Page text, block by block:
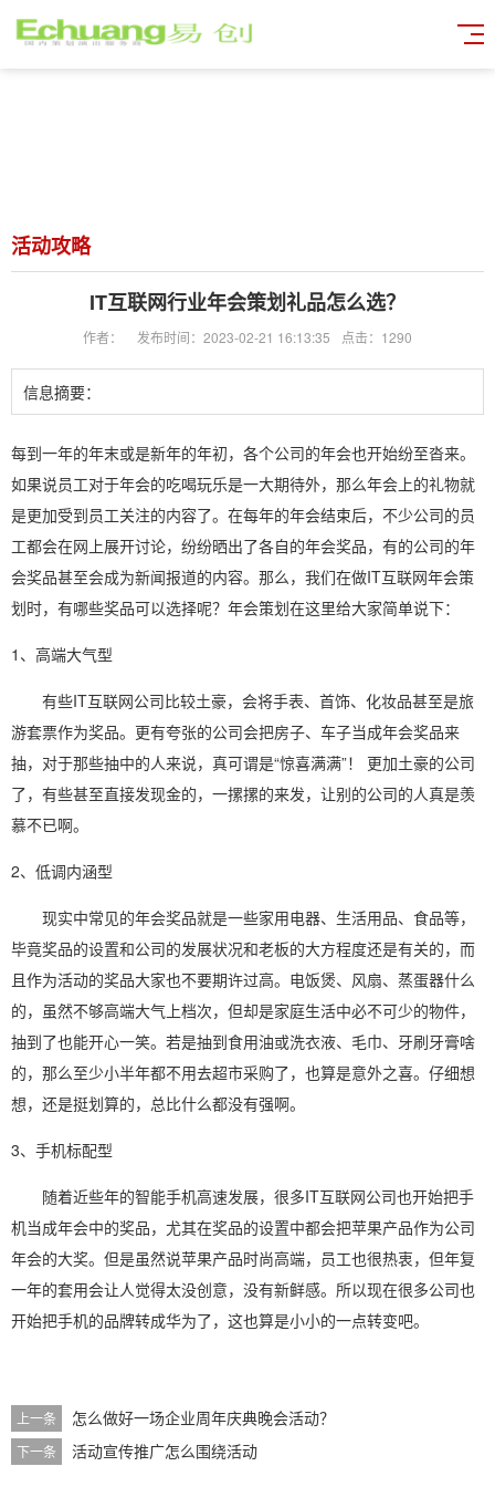
活动攻略
IT互联网行业年会策划礼品怎么选？
作者： 发布时间：2023-02-21 16:13:35 点击：1290
信息摘要：
每到一年的年末或是新年的年初，各个公司的年会也开始纷至沓来。
如果说员工对于年会的吃喝玩乐是一大期待外，那么年会上的礼物就
是更加受到员工关注的内容了。在每年的年会结束后，不少公司的员
工都会在网上展开讨论，纷纷晒出了各自的年会奖品，有的公司的年
会奖品甚至会成为新闻报道的内容。那么，我们在做IT互联网年会策
划时，有哪些奖品可以选择呢？年会策划在这里给大家简单说下：
1、高端大气型
有些IT互联网公司比较土豪，会将手表、首饰、化妆品甚至是旅
游套票作为奖品。更有夸张的公司会把房子、车子当成年会奖品来
抽，对于那些抽中的人来说，真可谓是“惊喜满满”！ 更加土豪的公司
了，有些甚至直接发现金的，一摞摞的来发，让别的公司的人真是羡
慕不已啊。
2、低调内涵型
现实中常见的年会奖品就是一些家用电器、生活用品、食品等，
毕竟奖品的设置和公司的发展状况和老板的大方程度还是有关的，而
且作为活动的奖品大家也不要期许过高。电饭煲、风扇、蒸蛋器什么
的，虽然不够高端大气上档次，但却是家庭生活中必不可少的物件，
抽到了也能开心一笑。若是抽到食用油或洗衣液、毛巾、牙刷牙膏啥
的，那么至少小半年都不用去超市采购了，也算是意外之喜。仔细想
想，还是挺划算的，总比什么都没有强啊。
3、手机标配型
随着近些年的智能手机高速发展，很多IT互联网公司也开始把手
机当成年会中的奖品，尤其在奖品的设置中都会把苹果产品作为公司
年会的大奖。但是虽然说苹果产品时尚高端，员工也很热衷，但年复
一年的套用会让人觉得太没创意，没有新鲜感。所以现在很多公司也
开始把手机的品牌转成华为了，这也算是小小的一点转变吧。
上一条 怎么做好一场企业周年庆典晚会活动？
下一条 活动宣传推广怎么围绕活动